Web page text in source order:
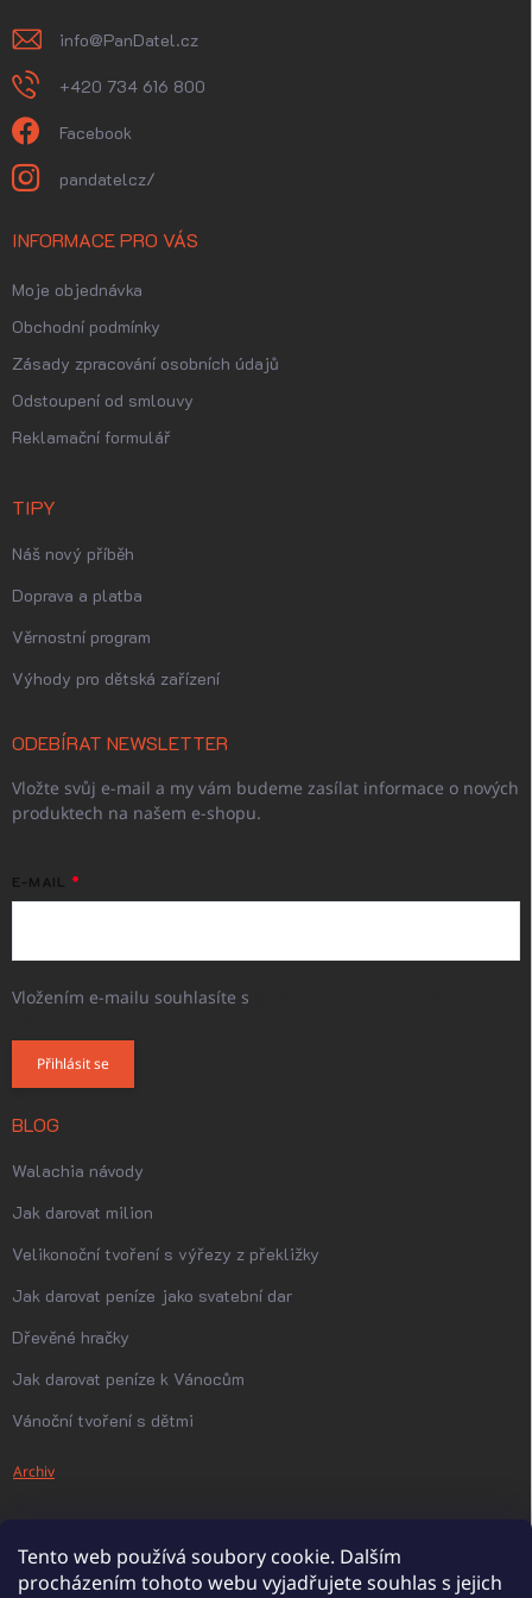
Tento web používá soubory cookie. Dalším
procházením tohoto webu vyjadřujete souhlas s jejich
info@PanDatel.cz
+420 734 616 800
Facebook
pandatelcz/
INFORMACE PRO VÁS
Moje objednávka
Obchodní podmínky
Zásady zpracování osobních údajů
Odstoupení od smlouvy
Reklamační formulář
TIPY
Náš nový příběh
Doprava a platba
Věrnostní program
Výhody pro dětská zařízení
ODEBÍRAT NEWSLETTER
Vložte svůj e-mail a my vám budeme zasílat informace o nových
produktech na našem e-shopu.
E-MAIL
Vložením e-mailu souhlasíte s
Přihlásit se
BLOG
Walachia návody
Jak darovat milion
Velikonoční tvoření s výřezy z překližky
Jak darovat peníze jako svatební dar
Dřevěné hračky
Jak darovat peníze k Vánocům
Vánoční tvoření s dětmi
Archiv